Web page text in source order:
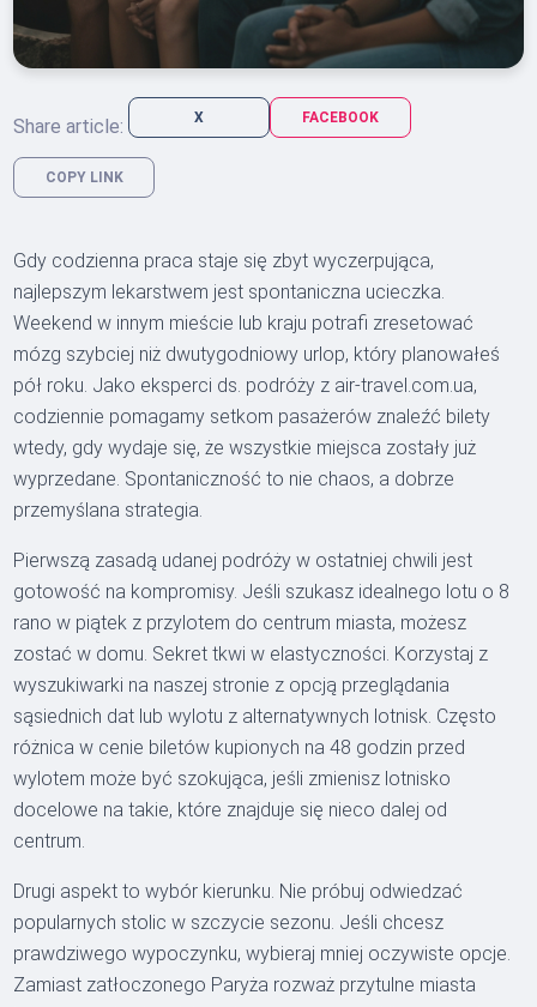
Share article: X FACEBOOK
COPY LINK
Gdy codzienna praca staje się zbyt wyczerpująca,
najlepszym lekarstwem jest spontaniczna ucieczka.
Weekend w innym mieście lub kraju potrafi zresetować
mózg szybciej niż dwutygodniowy urlop, który planowałeś
pół roku. Jako eksperci ds. podróży z air-travel.com.ua,
codziennie pomagamy setkom pasażerów znaleźć bilety
wtedy, gdy wydaje się, że wszystkie miejsca zostały już
wyprzedane. Spontaniczność to nie chaos, a dobrze
przemyślana strategia.
Pierwszą zasadą udanej podróży w ostatniej chwili jest
gotowość na kompromisy. Jeśli szukasz idealnego lotu o 8
rano w piątek z przylotem do centrum miasta, możesz
zostać w domu. Sekret tkwi w elastyczności. Korzystaj z
wyszukiwarki na naszej stronie z opcją przeglądania
sąsiednich dat lub wylotu z alternatywnych lotnisk. Często
różnica w cenie biletów kupionych na 48 godzin przed
wylotem może być szokująca, jeśli zmienisz lotnisko
docelowe na takie, które znajduje się nieco dalej od
centrum.
Drugi aspekt to wybór kierunku. Nie próbuj odwiedzać
popularnych stolic w szczycie sezonu. Jeśli chcesz
prawdziwego wypoczynku, wybieraj mniej oczywiste opcje.
Zamiast zatłoczonego Paryża rozważ przytulne miasta